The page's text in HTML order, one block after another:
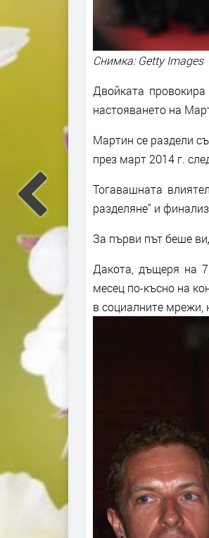
Снимка: Getty Images
Двойката
настояването на
Мартин се раздели
през март 2014 г.
Тогавашната
разделяне“ и
За първи път беше
Дакота, дъщеря на
месец по-късно на
в социалните мрежи,